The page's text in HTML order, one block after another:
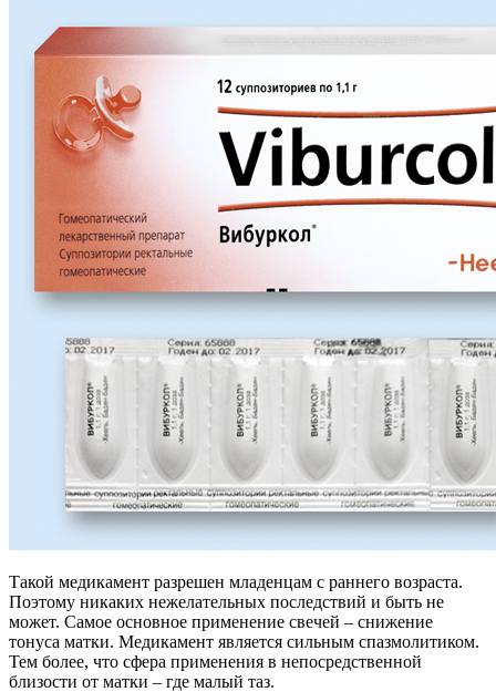
Такой медикамент разрешен младенцам с раннего возраста.
Поэтому никаких нежелательных последствий и быть не
может. Самое основное применение свечей – снижение
тонуса матки. Медикамент является сильным спазмолитиком.
Тем более, что сфера применения в непосредственной
близости от матки – где малый таз.